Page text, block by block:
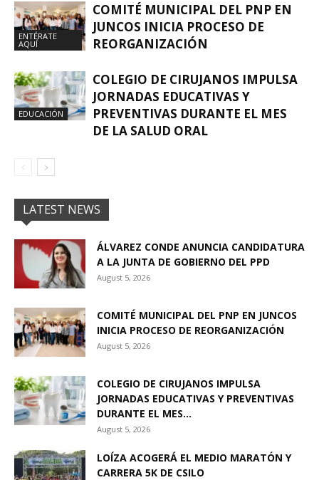
ENTÉRATE
AQUÍ
COMITÉ MUNICIPAL DEL PNP EN
JUNCOS INICIA PROCESO DE
REORGANIZACIÓN
EDUCACIÓN
COLEGIO DE CIRUJANOS IMPULSA
JORNADAS EDUCATIVAS Y
PREVENTIVAS DURANTE EL MES
DE LA SALUD ORAL
LATEST NEWS
ÁLVAREZ CONDE ANUNCIA CANDIDATURA
A LA JUNTA DE GOBIERNO DEL PPD
August 5, 2026
COMITÉ MUNICIPAL DEL PNP EN JUNCOS
INICIA PROCESO DE REORGANIZACIÓN
August 5, 2026
COLEGIO DE CIRUJANOS IMPULSA
JORNADAS EDUCATIVAS Y PREVENTIVAS
DURANTE EL MES...
August 5, 2026
LOÍZA ACOGERÁ EL MEDIO MARATÓN Y
CARRERA 5K DE CSILO